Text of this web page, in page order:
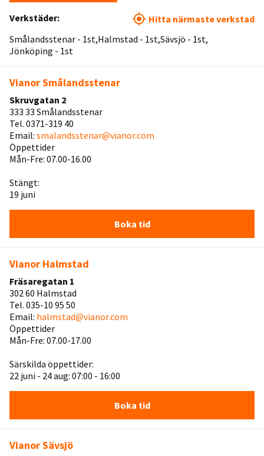
Verkstäder:
Smålandsstenar - 1st Halmstad - 1st Sävsjö - 1st
Jönköping - 1st
Hitta närmaste verkstad
Vianor Smålandsstenar
Skruvgatan 2
333 33 Smålandsstenar
Tel. 0371-319 40
Email: smalandsstenar@vianor.com
Öppettider
Mån-Fre: 07.00-16.00
Stängt:
19 juni
Boka tid
Vianor Halmstad
Fräsaregatan 1
302 60 Halmstad
Tel. 035-10 95 50
Email: halmstad@vianor.com
Öppettider
Mån-Fre: 07.00-17.00
Särskilda öppettider:
22 juni - 24 aug: 07:00 - 16:00
Boka tid
Vianor Sävsjö